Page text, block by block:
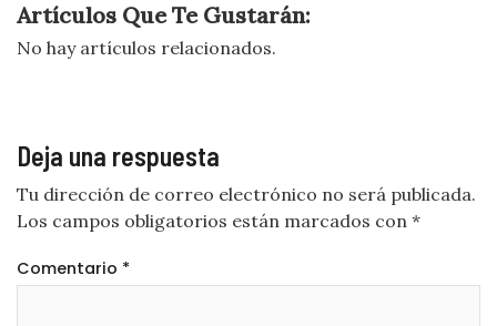
Artículos Que Te Gustarán:
No hay artículos relacionados.
Deja una respuesta
Tu dirección de correo electrónico no será publicada.
Los campos obligatorios están marcados con *
Comentario *